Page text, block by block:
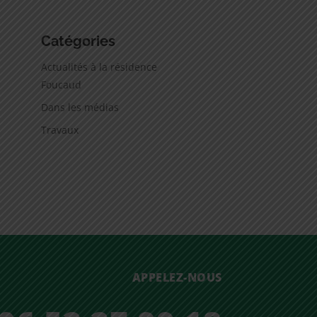
Catégories
Actualités à la résidence
Foucaud
Dans les médias
Travaux
APPELEZ-NOUS